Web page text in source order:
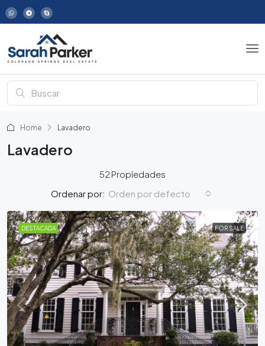
Home Lavadero
Lavadero
52 Propiedades
Ordenar por: Orden por defecto
DESTACADA FOR SALE